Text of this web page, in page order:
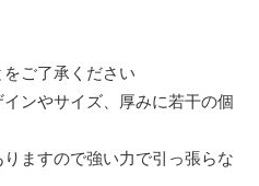
をご了承ください
ンやサイズ、厚みに若干の個
ますので強い力で引っ張らな